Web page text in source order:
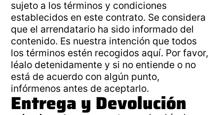
sujeto a los términos y condiciones
establecidos en este contrato. Se considera
que el arrendatario ha sido informado del
contenido. Es nuestra intención que todos
los términos estén recogidos aquí. Por favor,
léalo detenidamente y si no entiende o no
está de acuerdo con algún punto,
infórmenos antes de aceptarlo.
Entrega y Devolución